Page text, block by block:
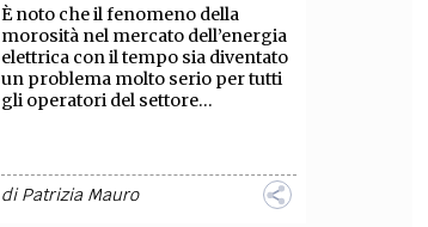
È noto che il fenomeno della
morosità nel mercato dell’energia
elettrica con il tempo sia diventato
un problema molto serio per tutti
gli operatori del settore...
diPatrizia Mauro